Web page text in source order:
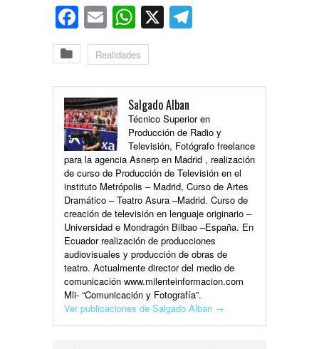
Facebook
EmailWhatsApp
X
Realidades
Salgado Alban
Técnico Superior en
Producción de Radio y
Televisión, Fotógrafo freelance
para la agencia Asnerp en Madrid , realización
de curso de Producción de Televisión en el
instituto Metrópolis – Madrid, Curso de Artes
Dramático – Teatro Asura –Madrid. Curso de
creación de televisión en lenguaje originario –
Universidad e Mondragón Bilbao –España. En
Ecuador realización de producciones
audiovisuales y producción de obras de
teatro. Actualmente director del medio de
comunicación www.milenteinformacion.com
Mli- “Comunicación y Fotografía”.
Ver publicaciones de Salgado Alban →